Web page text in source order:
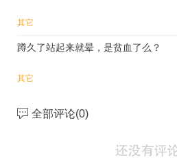
其它
蹲久了站起来就晕，是贫血了么？
其它
全部评论(0)